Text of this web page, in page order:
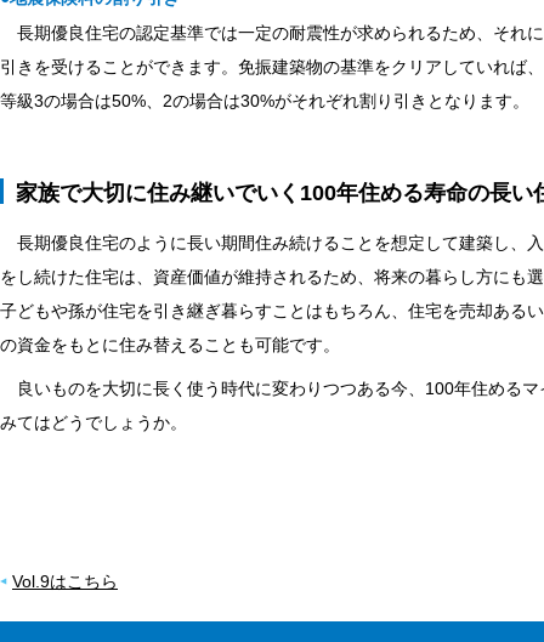
長期優良住宅の認定基準では一定の耐震性が求められるため、それ
引きを受けることができます。免振建築物の基準をクリアしていれば
等級3の場合は50%、2の場合は30%がそれぞれ割り引きとなります。
家族で大切に住み継いでいく100年住める寿命の長い
長期優良住宅のように長い期間住み続けることを想定して建築し、
をし続けた住宅は、資産価値が維持されるため、将来の暮らし方にも
子どもや孫が住宅を引き継ぎ暮らすことはもちろん、住宅を売却ある
の資金をもとに住み替えることも可能です。
良いものを大切に長く使う時代に変わりつつある今、100年住めるマ
みてはどうでしょうか。
Vol.9はこちら